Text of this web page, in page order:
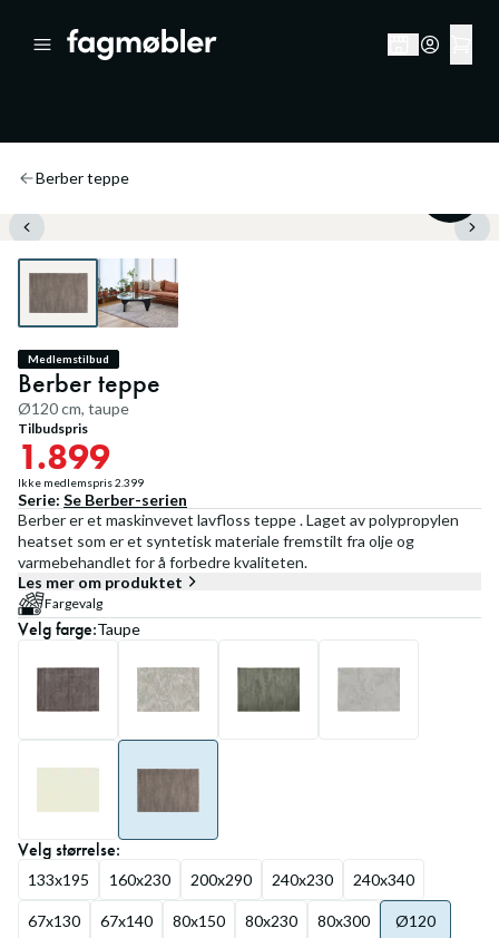
Berber teppe
Medlemstilbud
Berber teppe
Ø120 cm, taupe
Tilbudspris
1.899
Ikke medlemspris2.399
Serie: Se Berber-serien
Berber er et maskinvevet lavfloss teppe . Laget av polypropylen
heatset som er et syntetisk materiale fremstilt fra olje og
varmebehandlet for å forbedre kvaliteten.
Les mer om produktet
Fargevalg
Velgfarge:Taupe
Velgstørrelse:
133x195 160x230 200x290 240x230 240x340
67x130 67x140 80x150 80x230 80x300 Ø120